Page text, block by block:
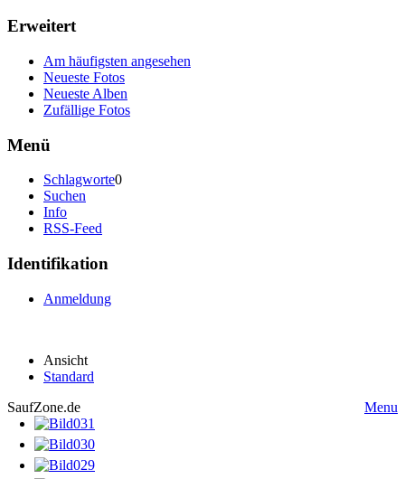
Erweitert
Am häufigsten angesehen
Neueste Fotos
Neueste Alben
Zufällige Fotos
Menü
Schlagworte0
Suchen
Info
RSS-Feed
Identifikation
Anmeldung
Ansicht
Standard
SaufZone.de
Menu